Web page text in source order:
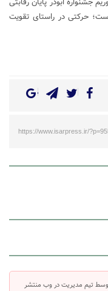
حرکتی در راستای تقویت
https://www.isarpress.ir/
تیم مدیریت در وب منتشر